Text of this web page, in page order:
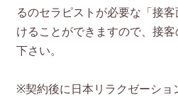
るのセラピストが必要な「接
けることができますので、接
下さい。
※契約後に日本リラクゼーショ